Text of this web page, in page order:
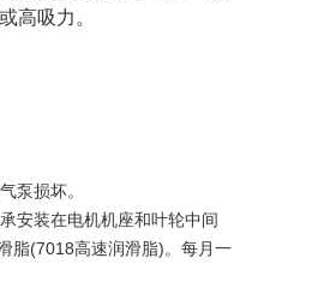
高吸力。
泵损坏。
安装在电机机座和叶轮中间
脂(7018高速润滑脂)。每月一